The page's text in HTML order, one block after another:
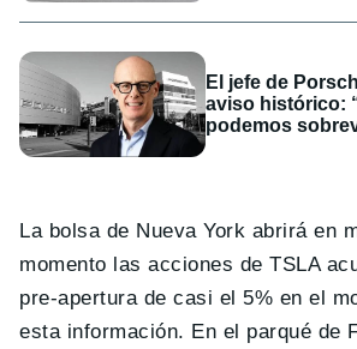
El jefe de
aviso histórico:
podemos
La bolsa de Nueva York abrirá en
momento las acciones de TSLA
pre-apertura de casi el 5% en el
esta información. En el parqué de